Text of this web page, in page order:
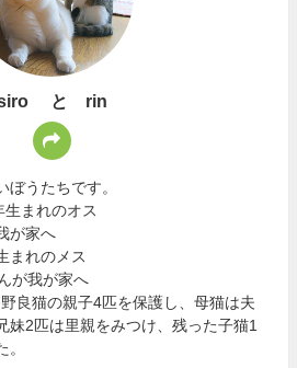
と rin
ぼうたちです。
まれのオス
が家へ
まれのメス
が我が家へ
良猫の親子4匹を保護し、母猫は夫
妹2匹は里親をみつけ、残った子猫1
。